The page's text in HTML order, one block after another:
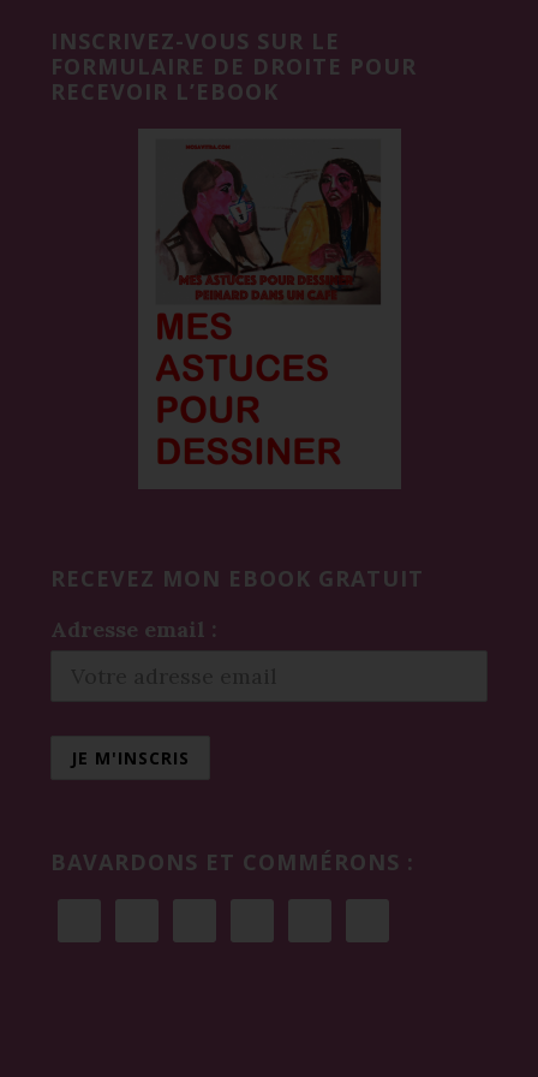
INSCRIVEZ-VOUS SUR LE
FORMULAIRE DE DROITE POUR
RECEVOIR L’EBOOK
RECEVEZ MON EBOOK GRATUIT
Adresse email :
BAVARDONS ET COMMÉRONS :